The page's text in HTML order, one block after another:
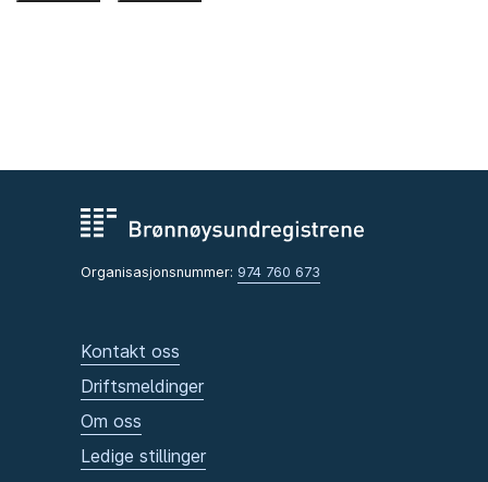
Organisasjonsnummer: 974 760 673
Kontakt oss
Driftsmeldinger
Om oss
Ledige stillinger